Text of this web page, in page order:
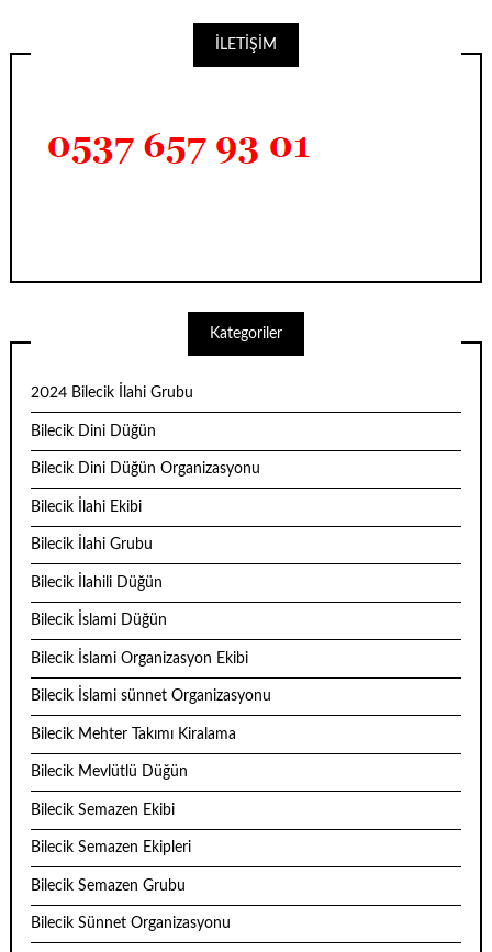
İLETİŞİM
Kategoriler
2024 Bilecik İlahi Grubu
Bilecik Dini Düğün
Bilecik Dini Düğün Organizasyonu
Bilecik İlahi Ekibi
Bilecik İlahi Grubu
Bilecik İlahili Düğün
Bilecik İslami Düğün
Bilecik İslami Organizasyon Ekibi
Bilecik İslami sünnet Organizasyonu
Bilecik Mehter Takımı Kiralama
Bilecik Mevlütlü Düğün
Bilecik Semazen Ekibi
Bilecik Semazen Ekipleri
Bilecik Semazen Grubu
Bilecik Sünnet Organizasyonu